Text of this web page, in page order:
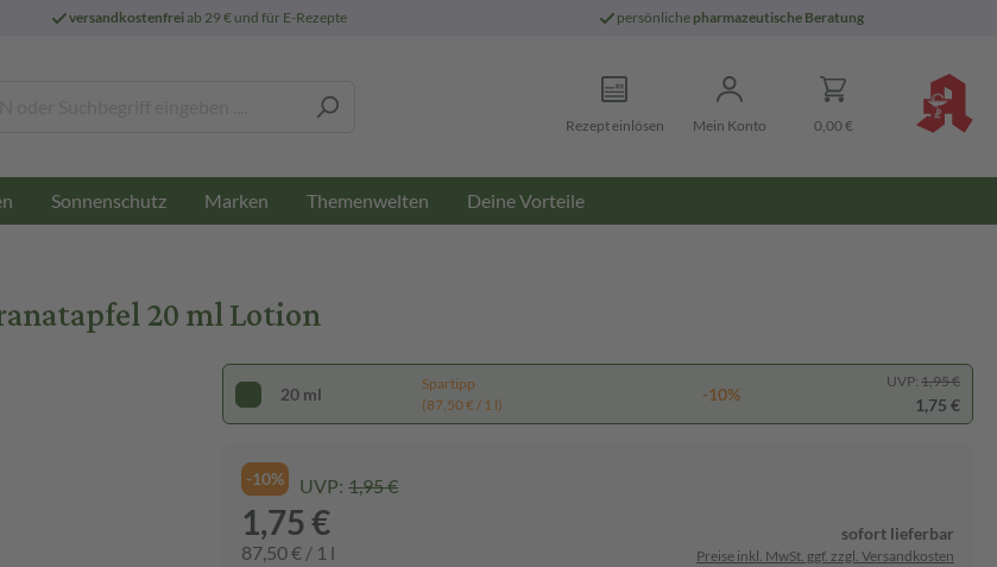
versandkostenfreiab 29 € und für E-Rezepte persönliche pharmazeutische Beratung
Rezept einlösen Mein Konto 0,00 €
Sonnenschutz Marken Themenwelten Deine Vorteile
20 ml Lotion
20 ml
Spartipp
(87,50 € / 1 l)
-10%
UVP: 1,95 €
1,75 €
-10% UVP: 1,95 €
1,75 €
87,50 € / 1 l
sofort lieferbar
Preise inkl. MwSt. ggf. zzgl. Versandkosten